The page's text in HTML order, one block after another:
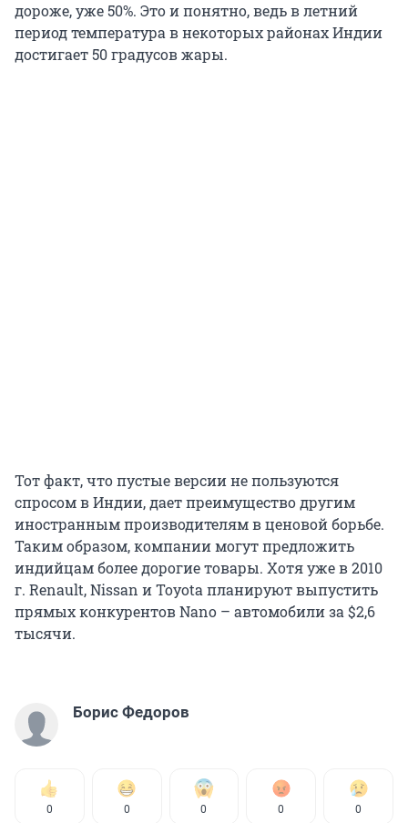
дороже, уже 50%. Это и понятно, ведь в летний
период температура в некоторых районах Индии
достигает 50 градусов жары.
Тот факт, что пустые версии не пользуются
спросом в Индии, дает преимущество другим
иностранным производителям в ценовой борьбе.
Таким образом, компании могут предложить
индийцам более дорогие товары. Хотя уже в 2010
г. Renault, Nissan и Toyota планируют выпустить
прямых конкурентов Nano – автомобили за $2,6
тысячи.
Борис Федоров
0 0 0 0 0